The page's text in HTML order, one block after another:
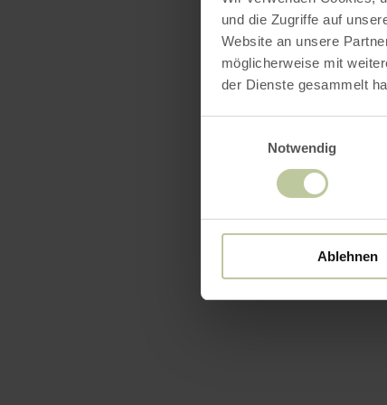
und die Zugriffe auf
Website an unsere
möglicherweise mit
der Dienste gesammelt
Notwendig
Ablehnen